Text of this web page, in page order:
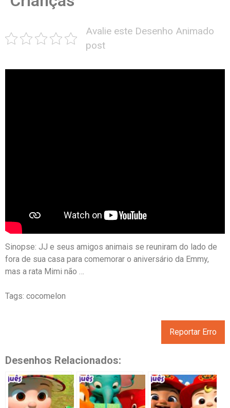
Avalie este Desenho Animado
post
Sinopse: JJ e seus amigos animais se reuniram do lado de
fora de sua casa para comemorar o aniversário da Emmy,
mas a rata Mimi não …
Tags: cocomelon
Reportar Erro
Desenhos Relacionados: